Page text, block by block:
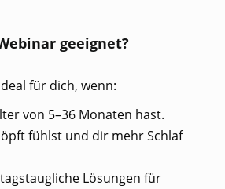
geeignet?
für dich, wenn:
von 5–36 Monaten hast.
fühlst und dir mehr Schlaf
Lösungen für